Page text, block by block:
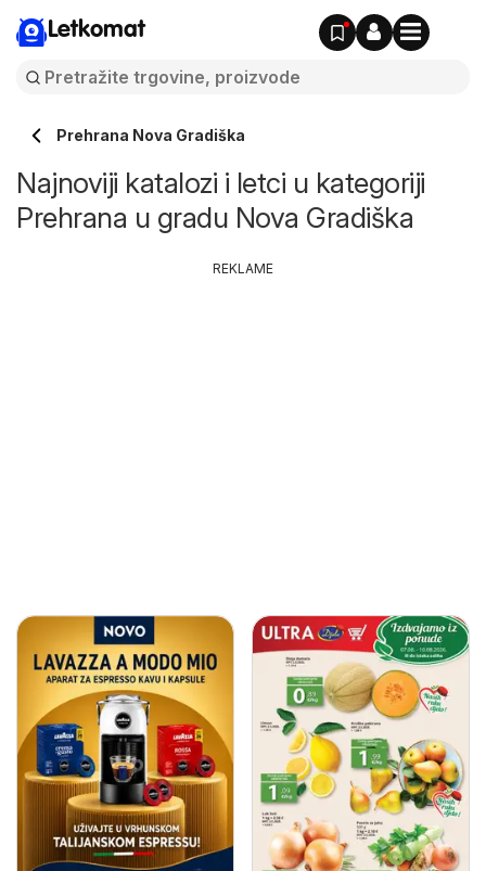
Letkomat
Prehrana Nova Gradiška
Najnoviji katalozi i letci u kategoriji
Prehrana u gradu Nova Gradiška
REKLAME